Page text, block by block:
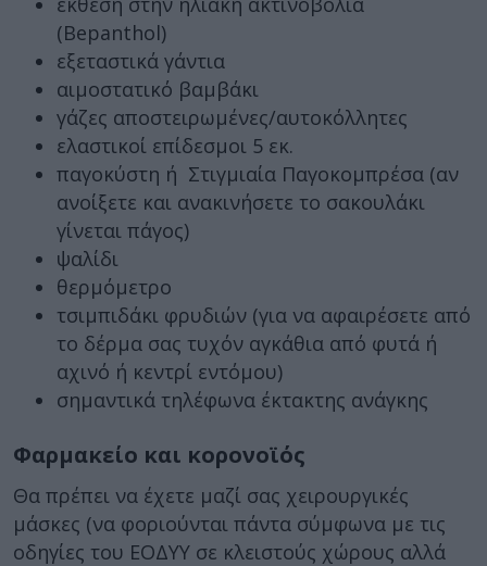
(Bepanthol)
εξεταστικά γάντια
αιμοστατικό βαμβάκι
γάζες αποστειρωμένες/αυτοκόλλητες
ελαστικοί επίδεσμοι 5 εκ.
παγοκύστη ή Στιγμιαία Παγοκομπρέσα (αν
ανοίξετε και ανακινήσετε το σακουλάκι
γίνεται πάγος)
ψαλίδι
θερμόμετρο
τσιμπιδάκι φρυδιών (για να αφαιρέσετε από
το δέρμα σας τυχόν αγκάθια από φυτά ή
αχινό ή κεντρί εντόμου)
σημαντικά τηλέφωνα έκτακτης ανάγκης
Φαρμακείο και κορονοϊός
Θα πρέπει να έχετε μαζί σας χειρουργικές
μάσκες (να φοριούνται πάντα σύμφωνα με τις
οδηγίες του ΕΟΔΥΥ σε κλειστούς χώρους αλλά